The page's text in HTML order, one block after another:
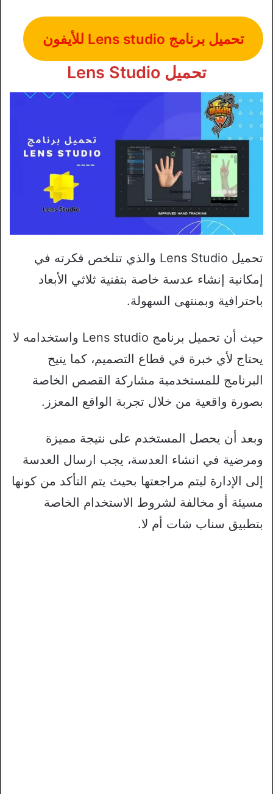
تحميل برنامج Lens studio للأيفون
تحميل Lens Studio
تحميل Lens Studio والذي تتلخص فكرته في
إمكانية إنشاء عدسة خاصة بتقنية ثلاثي الأبعاد
باحترافية وبمنتهى السهولة.
حيث أن تحميل برنامج Lens studio واستخدامه لا
يحتاج لأي خبرة في قطاع التصميم، كما يتيح
البرنامج للمستخدمية مشاركة القصص الخاصة
بصورة واقعية من خلال تجربة الواقع المعزز.
وبعد أن يحصل المستخدم على نتيجة مميزة
ومرضية في انشاء العدسة، يجب ارسال العدسة
إلى الإدارة ليتم مراجعتها بحيث يتم التأكد من كونها
مسيئة أو مخالفة لشروط الاستخدام الخاصة
بتطبيق سناب شات أم لا.